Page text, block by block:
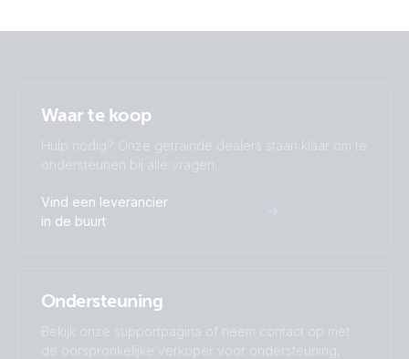
Waar te koop
Hulp nodig? Onze getrainde dealers staan klaar om te
ondersteunen bij alle vragen.
Vind een leverancier
in de buurt
Ondersteuning
Bekijk onze supportpagina of neem contact op met
de oorspronkelijke verkoper voor ondersteuning,